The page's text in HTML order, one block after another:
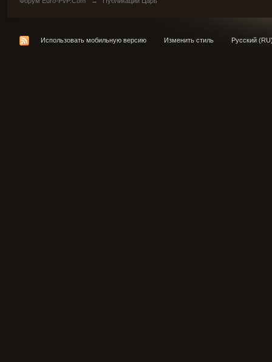
Использовать мобильную версию Изменить стиль Русский